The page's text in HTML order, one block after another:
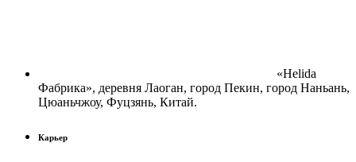
«Helida
Фабрика», деревня Лаоган, город Пекин, город Наньань,
Цюаньчжоу, Фуцзянь, Китай.
Карьер